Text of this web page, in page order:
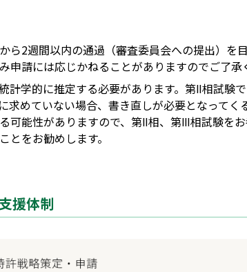
ら2週間以内の通過（審査委員会への提出）を
申請には応じかねることがありますのでご了承
計学的に推定する必要があります。第Ⅱ相試験
求めていない場合、書き直しが必要となってく
可能性がありますので、第Ⅱ相、第Ⅲ相試験を
とをお勧めします。
援体制